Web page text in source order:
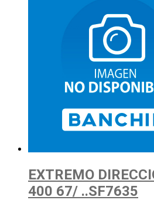
EXTREMO
400 67/ ..SF7635